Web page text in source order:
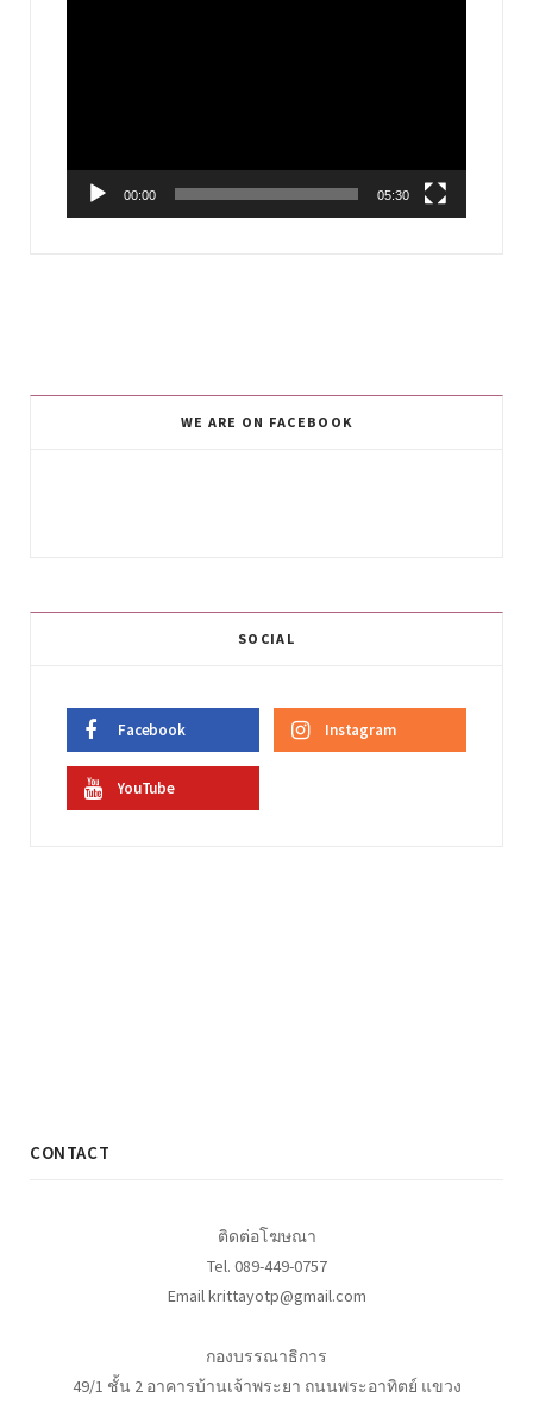
00:00 05:30
WE ARE ON FACEBOOK
SOCIAL
Facebook Instagram
YouTube
CONTACT
ติดต่อโฆษณา
Tel. 089-449-0757
Email krittayotp@gmail.com
กองบรรณาธิการ
49/1 ชั้น 2 อาคารบ้านเจ้าพระยา ถนนพระอาทิตย์ แขวง